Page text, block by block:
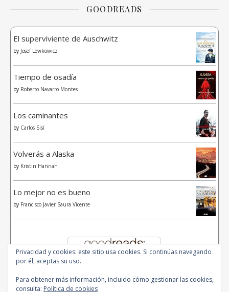
GOODREADS
El superviviente de Auschwitz
by Josef Lewkowicz
Tiempo de osadía
by Roberto Navarro Montes
Los caminantes
by Carlos Sisí
Volverás a Alaska
by Kristin Hannah
Lo mejor no es bueno
by Francisco Javier Saura Vicente
Privacidad y cookies: este sitio usa cookies. Si continúas navegando
por él, aceptas su uso.
Para obtener más información, incluido cómo gestionar las cookies,
consulta: Política de cookies